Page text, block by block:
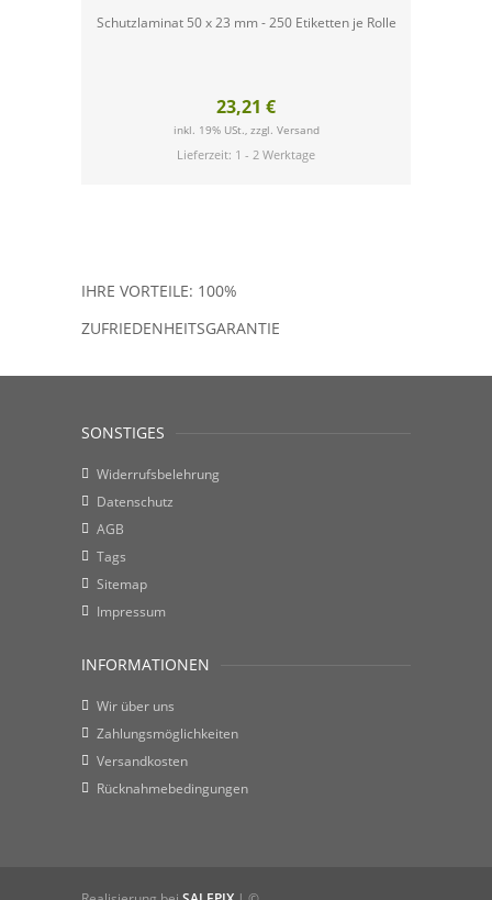
Schutzlaminat 50 x 23 mm - 250 Etiketten je Rolle
23,21 €
inkl. 19% USt., zzgl. Versand
Lieferzeit: 1 - 2 Werktage
IHRE VORTEILE: 100%
ZUFRIEDENHEITSGARANTIE
SONSTIGES
Widerrufsbelehrung
Datenschutz
AGB
Tags
Sitemap
Impressum
INFORMATIONEN
Wir über uns
Zahlungsmöglichkeiten
Versandkosten
Rücknahmebedingungen